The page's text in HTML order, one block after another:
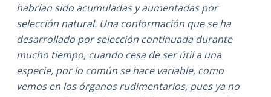
habrían sido acumuladas y aumentadas por
selección natural. Una conformación que se ha
desarrollado por selección continuada durante
mucho tiempo, cuando cesa de ser útil a una
especie, por lo común se hace variable, como
vemos en los órganos rudimentarios, pues ya no